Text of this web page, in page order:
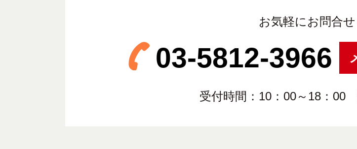
お気軽にお問合
03-5812-3966
受付時間：10：00～18：00